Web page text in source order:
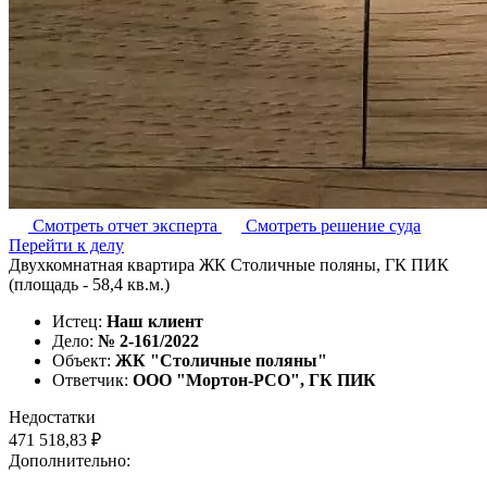
Смотреть отчет эксперта
Смотреть решение суда
Перейти к делу
Двухкомнатная квартира ЖК Столичные поляны, ГК ПИК
(площадь - 58,4 кв.м.)
Истец: Наш клиент
Дело: № 2-161/2022
Объект: ЖК "Столичные поляны"
Ответчик: ООО "Мортон-РСО", ГК ПИК
Недостатки
471 518,83 ₽
Дополнительно: